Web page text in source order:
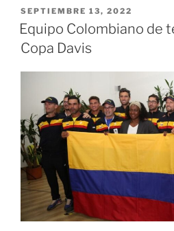
la
próxima
Play-
offs
de
Grupo
Mundial
de
Copa
Davis
ante
PUBLICADO
EL
SEPTIEMBRE 13, 2022
Equipo Colombiano de
Copa Davis